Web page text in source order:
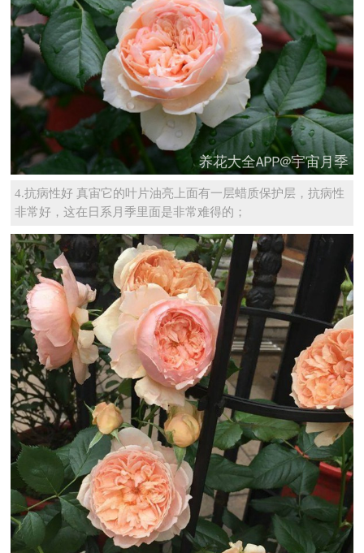
4.抗病性好 真宙它的叶片油亮上面有一层蜡质保护层，抗病性
非常好，这在日系月季里面是非常难得的；